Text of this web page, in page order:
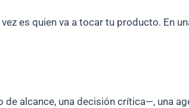
es quien va a tocar tu producto.
alcance, una decisión crítica—, una